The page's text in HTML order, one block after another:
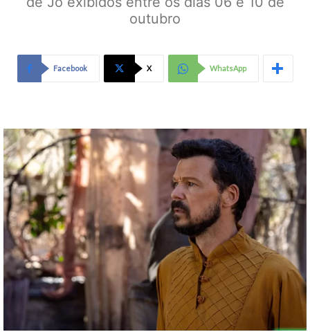
outubro
Facebook X WhatsApp